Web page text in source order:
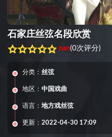
石家庄丝弦名段欣赏
nan(0次评分)
分类： 丝弦
地区： 中国戏曲
语言： 地方戏丝弦
更新： 2022-04-30 17:09